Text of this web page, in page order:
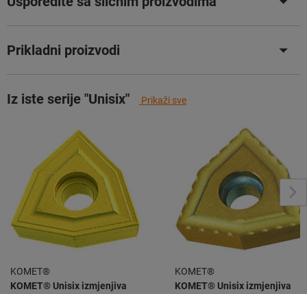
Prikladni proizvodi
Iz iste serije "Unisix" Prikaži sve
KOMET®
KOMET® Unisix izmjenjiva
KOMET®
KOMET® Unisix izmjenjiva